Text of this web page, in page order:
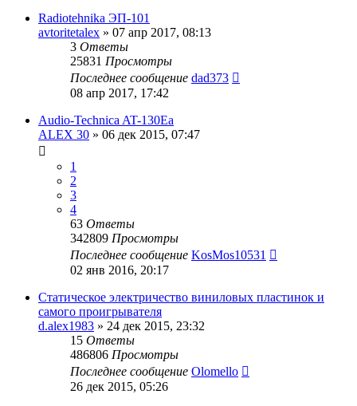
Radiotehnika ЭП-101
avtoritetalex » 07 апр 2017, 08:13
3 Ответы
25831 Просмотры
Последнее сообщение dad373
08 апр 2017, 17:42
Audio-Technica AT-130Ea
ALEX 30 » 06 дек 2015, 07:47
1
2
3
4
63 Ответы
342809 Просмотры
Последнее сообщение KosMos10531
02 янв 2016, 20:17
Статическое электричество виниловых пластинок и
самого проигрывателя
d.alex1983 » 24 дек 2015, 23:32
15 Ответы
486806 Просмотры
Последнее сообщение Olomello
26 дек 2015, 05:26